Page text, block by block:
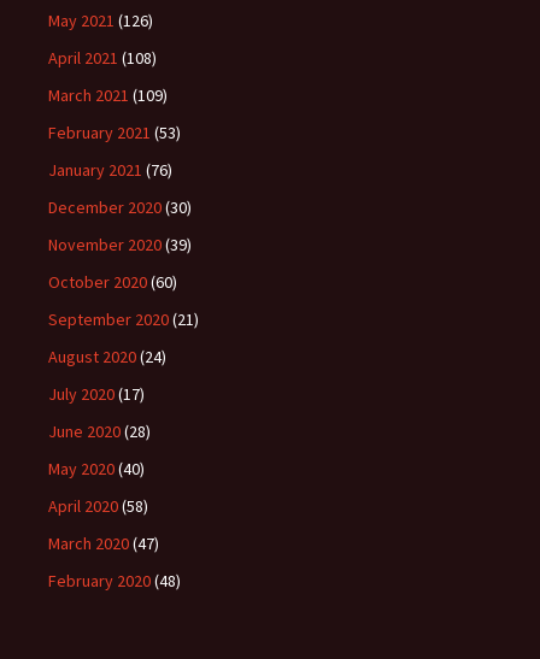
May 2021 (126)
April 2021 (108)
March 2021 (109)
February 2021 (53)
January 2021 (76)
December 2020(30)
November 2020(39)
October 2020(60)
September 2020(21)
August 2020(24)
July 2020(17)
June 2020(28)
May 2020(40)
April 2020(58)
March 2020(47)
February 2020(48)